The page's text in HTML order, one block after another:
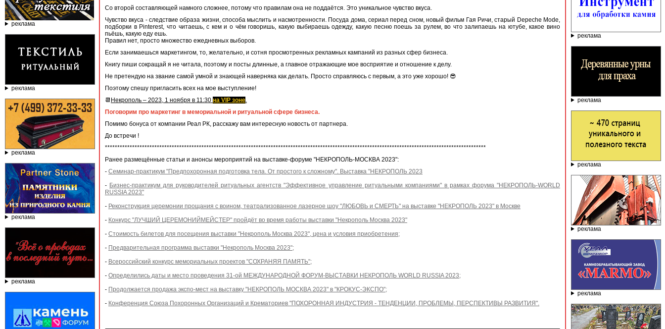
реклама
реклама
реклама
реклама
реклама
Со второй составляющей намного сложнее, потому что правилам она не поддаётся. Это уникальное чувство вкуса.
Чувство вкуса - следствие образа жизни, способа мыслить и насмотренности. Посуда дома, сериал перед сном, новый фильм Гая Ричи, старый Depeche Mode,
подборки в Pinterest, что читаешь, с кем и о чём говоришь, какую выбираешь одежду, какую песню поешь за рулем, во что залипаешь на ютубе, какое вино
пьёшь, какую еду ешь.
Правил нет, просто множество ежедневных выборов.
Если занимаешься маркетингом, то, желательно, и сотня просмотренных рекламных кампаний из разных сфер бизнеса.
Книгу пиши сокращай я не читала, поэтому и посты длинные, а главное отражающие мое восприятие и отношение к делу.
Не претендую на звание самой умной и знающей наверняка как делать. Просто справляюсь с первым, а это уже хорошо! 😎
Поэтому спешу пригласить всех на мое выступление!
📆 Некрополь – 2023, 1 ноября в 11:30 на VIP зоне.
Поговорим про маркетинг в мемориальной и ритуальной сфере бизнеса.
Помимо бонуса от компании Реал РК, расскажу вам интересную новость от партнера.
До встречи !
**********************************************************************************************************************************************************
Ранее размещённые статьи и анонсы мероприятий на выставке-форуме "НЕКРОПОЛЬ-МОСКВА 2023":
- Семинар-практикум "Предпохоронная подготовка тела. От простого к сложному". Выставка "НЕКРОПОЛЬ 2023
- Бизнес-практикум для руководителей ритуальных агентств "Эффективное управление ритуальными компаниями" в рамках форума "НЕКРОПОЛЬ-WORLD
RUSSIA 2023"
- Реконструкция церемонии прощания с воином, театрализованное лазерное шоу "ЛЮБОВЬ и СМЕРТЬ" на выставке "НЕКРОПОЛЬ 2023" в Москве
- Конкурс "ЛУЧШИЙ ЦЕРЕМОНИЙМЕЙСТЕР" пройдёт во время работы выставки "Некрополь Москва 2023"
- Стоимость билетов для посещения выставки "Некрополь Москва 2023", цена и условия приобретения;
- Предварительная программа выставки "Некрополь Москва 2023";
- Всероссийский конкурс мемориальных проектов "СОХРАНЯЯ ПАМЯТЬ";
- Определились даты и место проведения 31-ой МЕЖДУНАРОДНОЙ ФОРУМ-ВЫСТАВКИ НЕКРОПОЛЬ WORLD RUSSIA 2023;
- Продолжается продажа экспо-мест на выставку "НЕКРОПОЛЬ МОСКВА 2023" в "КРОКУС-ЭКСПО";
- Конференция Союза Похоронных Организаций и Крематориев "ПОХОРОННАЯ ИНДУСТРИЯ - ТЕНДЕНЦИИ, ПРОБЛЕМЫ, ПЕРСПЕКТИВЫ РАЗВИТИЯ".
реклама
реклама
реклама
реклама
реклама